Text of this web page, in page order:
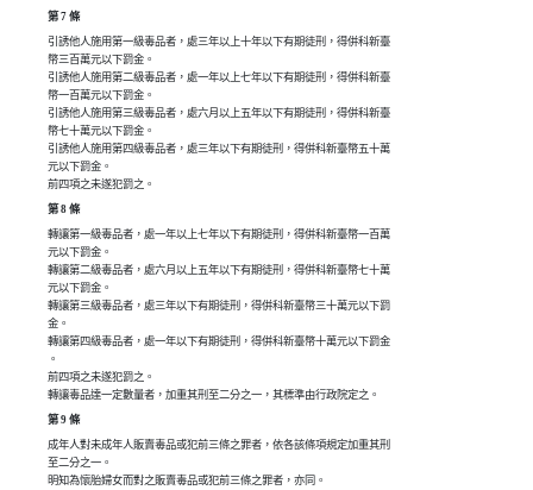
第 7 條
引誘他人施用第一級毒品者，處三年以上十年以下有期徒刑，得併科新臺
幣三百萬元以下罰金。
引誘他人施用第二級毒品者，處一年以上七年以下有期徒刑，得併科新臺
幣一百萬元以下罰金。
引誘他人施用第三級毒品者，處六月以上五年以下有期徒刑，得併科新臺
幣七十萬元以下罰金。
引誘他人施用第四級毒品者，處三年以下有期徒刑，得併科新臺幣五十萬
元以下罰金。
前四項之未遂犯罰之。
第 8 條
轉讓第一級毒品者，處一年以上七年以下有期徒刑，得併科新臺幣一百萬
元以下罰金。
轉讓第二級毒品者，處六月以上五年以下有期徒刑，得併科新臺幣七十萬
元以下罰金。
轉讓第三級毒品者，處三年以下有期徒刑，得併科新臺幣三十萬元以下罰
金。
轉讓第四級毒品者，處一年以下有期徒刑，得併科新臺幣十萬元以下罰金
。
前四項之未遂犯罰之。
轉讓毒品達一定數量者，加重其刑至二分之一，其標準由行政院定之。
第 9 條
成年人對未成年人販賣毒品或犯前三條之罪者，依各該條項規定加重其刑
至二分之一。
明知為懷胎婦女而對之販賣毒品或犯前三條之罪者，亦同。